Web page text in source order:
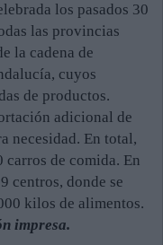
los pasados 30
las provincias
la cadena de
cuyos
de productos.
adicional de
necesidad. En total,
carros de comida. En
centros, donde se
kilos de alimentos.
impresa.